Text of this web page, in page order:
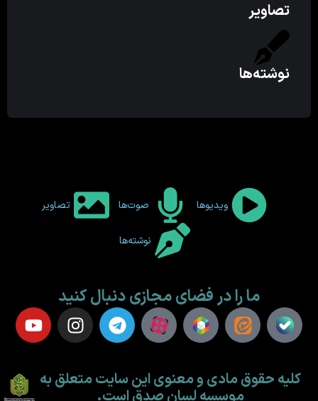
تصاویر
نوشته‌ها
ویدیوها صوت‌ها تصاویر
نوشته‌ها
ما را در فضای مجازی دنبال کنید
کلیه حقوق مادی و معنوی این سایت متعلق به